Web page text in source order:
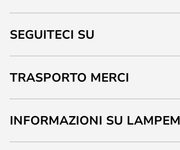
SEGUITECI SU
TRASPORTO MERCI
INFORMAZIONI SU